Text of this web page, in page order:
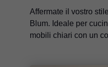
Affermate il vostro
Blum. Ideale per
mobili chiari con un